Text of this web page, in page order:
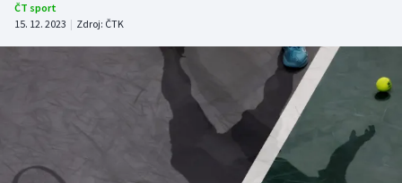
Atletika
ČT sport
15. 12. 2023 | Zdroj: ČTK